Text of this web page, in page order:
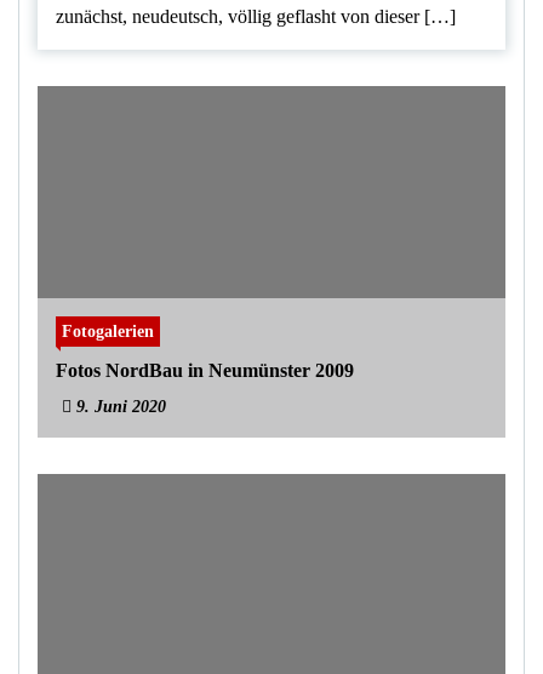
zunächst, neudeutsch, völlig geflasht von dieser […]
Fotogalerien
Fotos NordBau in Neumünster 2009
9. Juni 2020